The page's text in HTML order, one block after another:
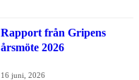
Rapport från Gripens
årsmöte 2026
16 juni, 2026